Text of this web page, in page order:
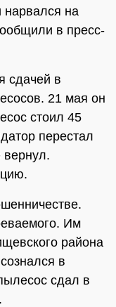
нарвался на
в пресс-
сдачей в
21 мая он
стоил 45
перестал
вернул.
Им
района
в
сдал в